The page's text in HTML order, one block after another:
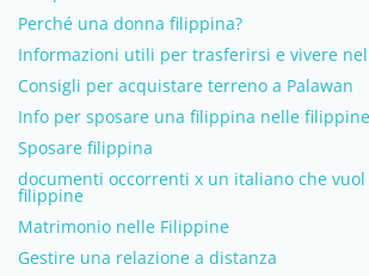
Perché una donna filippina?
Informazioni utili per trasferirsi e vivere
Consigli per acquistare terreno a Palawan
Info per sposare una filippina nelle filippine
Sposare filippina
documenti occorrenti x un italiano che
filippine
Matrimonio nelle Filippine
Gestire una relazione a distanza